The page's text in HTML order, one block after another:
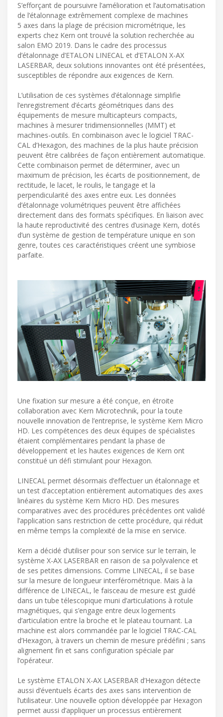
S’efforçant de poursuivre l’amélioration et l’automatisation
de l’étalonnage extrêmement complexe de machines
5 axes dans la plage de précision micrométrique, les
experts chez Kern ont trouvé la solution recherchée au
salon EMO 2019. Dans le cadre des processus
d’étalonnage d’ETALON LINECAL et d’ETALON X-AX
LASERBAR, deux solutions innovantes ont été présentées,
susceptibles de répondre aux exigences de Kern.
L’utilisation de ces systèmes d’étalonnage simplifie
l’enregistrement d’écarts géométriques dans des
équipements de mesure multicapteurs compacts,
machines à mesurer tridimensionnelles (MMT) et
machines-outils. En combinaison avec le logiciel TRAC-
CAL d’Hexagon, des machines de la plus haute précision
peuvent être calibrées de façon entièrement automatique.
Cette combinaison permet de déterminer, avec un
maximum de précision, les écarts de positionnement, de
rectitude, le lacet, le roulis, le tangage et la
perpendicularité des axes entre eux. Les données
d’étalonnage volumétriques peuvent être affichées
directement dans des formats spécifiques. En liaison avec
la haute reproductivité des centres d’usinage Kern, dotés
d’un système de gestion de température unique en son
genre, toutes ces caractéristiques créent une symbiose
parfaite.
Une fixation sur mesure a été conçue, en étroite
collaboration avec Kern Microtechnik, pour la toute
nouvelle innovation de l’entreprise, le système Kern Micro
HD. Les compétences des deux équipes de spécialistes
étaient complémentaires pendant la phase de
développement et les hautes exigences de Kern ont
constitué un défi stimulant pour Hexagon.
LINECAL permet désormais d’effectuer un étalonnage et
un test d’acceptation entièrement automatiques des axes
linéaires du système Kern Micro HD. Des mesures
comparatives avec des procédures précédentes ont validé
l’application sans restriction de cette procédure, qui réduit
en même temps la complexité de la mise en service.
Kern a décidé d’utiliser pour son service sur le terrain, le
système X-AX LASERBAR en raison de sa polyvalence et
de ses petites dimensions. Comme LINECAL, il se base
sur la mesure de longueur interférométrique. Mais à la
différence de LINECAL, le faisceau de mesure est guidé
dans un tube télescopique muni d’articulations à rotule
magnétiques, qui s’engage entre deux logements
d’articulation entre la broche et le plateau tournant. La
machine est alors commandée par le logiciel TRAC-CAL
d’Hexagon, à travers un chemin de mesure prédéfini ; sans
alignement fin et sans configuration spéciale par
l’opérateur.
Le système ETALON X-AX LASERBAR d’Hexagon détecte
aussi d’éventuels écarts des axes sans intervention de
l’utilisateur. Une nouvelle option développée par Hexagon
permet aussi d’appliquer un processus entièrement